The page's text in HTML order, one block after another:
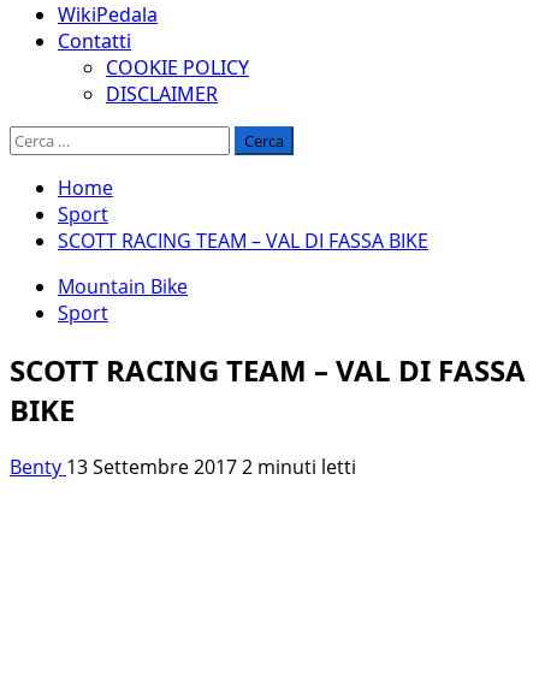
WikiPedala
Contatti
COOKIE POLICY
DISCLAIMER
Ricerca
Home
Sport
SCOTT RACING TEAM – VAL DI FASSA BIKE
Mountain Bike
Sport
SCOTT RACING TEAM – VAL DI FASSA
BIKE
Benty 13 Settembre 20172 minuti letti